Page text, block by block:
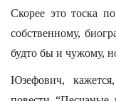
Скорее это тоска
собственному,
будто бы и чужому,
Юзефович,